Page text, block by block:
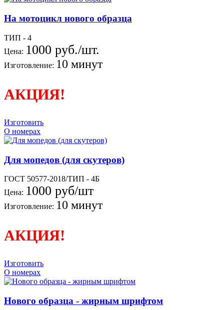
На мотоцикл нового образца
ТИП - 4
Цена: 1000 руб./шт.
Изготовление: 10 минут
АКЦИЯ!
Изготовить
О номерах
Для мопедов (для скутеров)
ГОСТ 50577-2018/ТИП - 4Б
Цена: 1000 руб/шт
Изготовление: 10 минут
АКЦИЯ!
Изготовить
О номерах
Нового образца - жирным шрифтом